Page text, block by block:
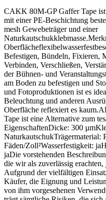
CAKK 80M-GP Gaffer Tape ist
mit einer PE-Beschichtung
mesh Gewebeträger und einer
Befestigen, Bündeln, Fixieren,
Verbinden, Verschließen,
der Bühnen- und
am Boden zu befestigen und
und Fotoproduktionen ist es
Beleuchtung und anderen
Oberfläche reflexiert es
Tape ist eine Alternative zum
EigenschaftenDicke: 300
NaturkautschukTrägermaterial:
Fäden/Zoll²Wasserfestigkeit:
jaDie vorstehenden
die wir als zuverlässig
Aufgrund der vielfältigen
Käufer, die Eignung und
von ihm vorgesehenen